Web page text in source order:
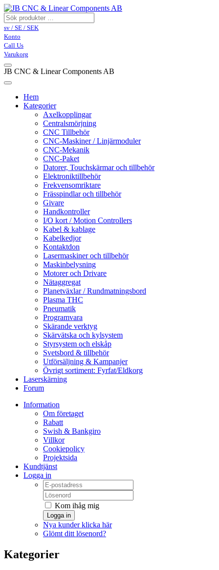
sv / SE / SEK
Konto
Call Us
Varukorg
JB CNC & Linear Components AB
Hem
Kategorier
Axelkopplingar
Centralsmörjning
CNC Tillbehör
CNC-Maskiner / Linjärmoduler
CNC-Mekanik
CNC-Paket
Datorer, Touchskärmar och tillbehör
Elektroniktillbehör
Frekvensomriktare
Frässpindlar och tillbehör
Givare
Handkontroller
I/O kort / Motion Controllers
Kabel & kablage
Kabelkedjor
Kontaktdon
Lasermaskiner och tillbehör
Maskinbelysning
Motorer och Drivare
Nätaggregat
Planetväxlar / Rundmatningsbord
Plasma THC
Pneumatik
Programvara
Skärande verktyg
Skärvätska och kylsystem
Styrsystem och elskåp
Svetsbord & tillbehör
Utförsäljning & Kampanjer
Övrigt sortiment: Fyrfat/Eldkorg
Laserskärning
Forum
Information
Om företaget
Rabatt
Swish & Bankgiro
Villkor
Cookiepolicy
Projektsida
Kundtjänst
Logga in
Kom ihåg mig
Logga in
Nya kunder klicka här
Glömt ditt lösenord?
Kategorier